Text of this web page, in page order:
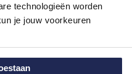
technologieën worden
je jouw voorkeuren
2XL
Oker, Geel